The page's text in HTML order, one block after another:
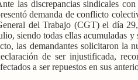
las discrepancias sindicales
demanda de conflicto
del Trabajo (CGT) el día
siendo todas ellas acumuladas
las demandantes solicitaron la
de ser injustificada,
a ser repuestos en sus